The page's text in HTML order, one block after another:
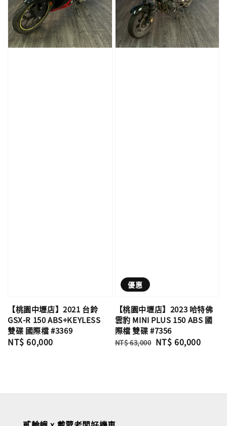
【桃園中壢店】2021 台鈴
GSX-R 150 ABS+KEYLESS
雙碟 國際檔 #3369
Regular
NT$ 60,000
優惠
【桃園中壢店】2023 哈特佛
雲豹 MINI PLUS 150 ABS 國
際檔 雙碟 #7356
Regular
NT$ 63,000 Sale
NT$ 60,000